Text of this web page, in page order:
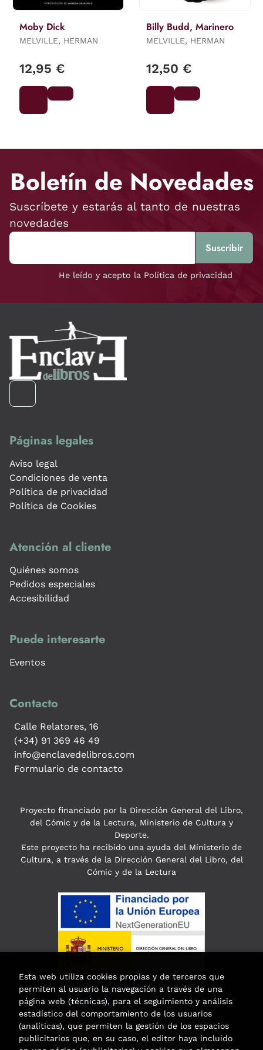
Moby Dick
MELVILLE, HERMAN
12,95 €
Billy Budd, Marinero
MELVILLE, HERMAN
12,50 €
Boletín de Novedades
Suscríbete y estarás al tanto de nuestras
novedades
He leído y acepto la Política de privacidad
Páginas legales
Aviso legal
Condiciones de venta
Política de privacidad
Política de Cookies
Atención al cliente
Quiénes somos
Pedidos especiales
Accesibilidad
Puede interesarte
Eventos
Contacto
Calle Relatores, 16
(+34) 91 369 46 49
info@enclavedelibros.com
Formulario de contacto
Proyecto financiado por la Dirección General del Libro,
del Cómic y de la Lectura, Ministerio de Cultura y
Deporte.
Este proyecto ha recibido una ayuda del Ministerio de
Cultura, a través de la Dirección General del Libro, del
Cómic y de la Lectura
Esta web utiliza cookies propias y de terceros que
permiten al usuario la navegación a través de una
página web (técnicas), para el seguimiento y análisis
estadístico del comportamiento de los usuarios
(analíticas), que permiten la gestión de los espacios
publicitarios que, en su caso, el editor haya incluido